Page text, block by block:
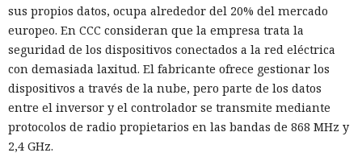
sus propios datos, ocupa alrededor del 20% del mercado
europeo. En CCC consideran que la empresa trata la
seguridad de los dispositivos conectados a la red eléctrica
con demasiada laxitud. El fabricante ofrece gestionar los
dispositivos a través de la nube, pero parte de los datos
entre el inversor y el controlador se transmite mediante
protocolos de radio propietarios en las bandas de 868 MHz y
2,4 GHz.